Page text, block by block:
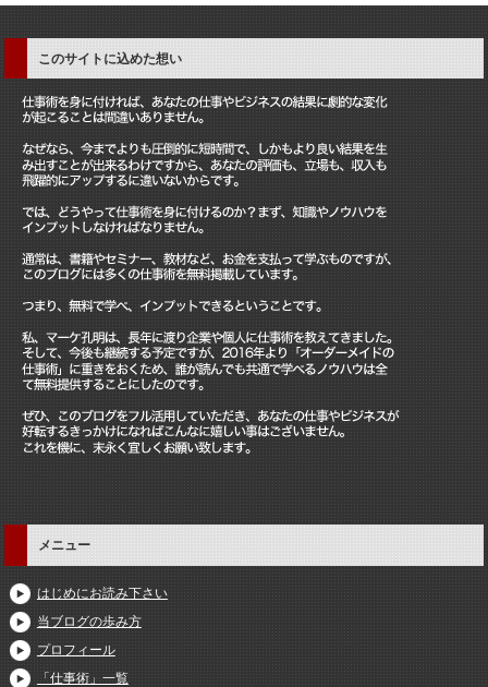
このサイトに込めた想い
メニュー
はじめにお読み下さい
当ブログの歩み方
プロフィール
「仕事術」一覧